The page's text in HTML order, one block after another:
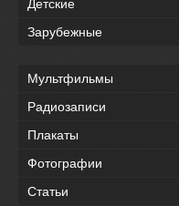
Детские
Зарубежные
Мультфильмы
Радиозаписи
Плакаты
Фотографии
Статьи